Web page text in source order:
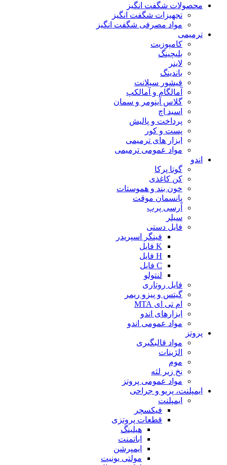
محصولات شگفت انگیز
تجهیزات شگفت انگیز
مواد مصرفی شگفت انگیز
ترمیمی
کامپوزیت
بلیچینگ
لاینر
باندینگ
فیشور سیلانت
آمالگام و آمالکپ
گلاس آینومر و سمان
اسید اچ
پرداخت و پالیش
پست و کور
ابزار های ترمیمی
مواد عمومی ترمیمی
اندو
گوتا پرکا
کن کاغذی
خون بند و هموستات
پانسمان موقت
آرسی پرپ
سیلر
فایل دستی
فینگر اسپریدر
K فایل
H فایل
C فایل
لنتولو
فایل روتاری
گیتس و پیزو ریمر
ام تی ای MTA
ابزارهای اندو
مواد عمومی اندو
پروتز
مواد قالبگیری
الژینات
موم
نخ زیر لثه
مواد عمومی پروتز
ایمپلنت، پریو و جراحی
ایمپلنت
فیکسچر
قطعات پروتزی
هیلینگ
اباتمنت
ایمپرشن
مولتی یونیت